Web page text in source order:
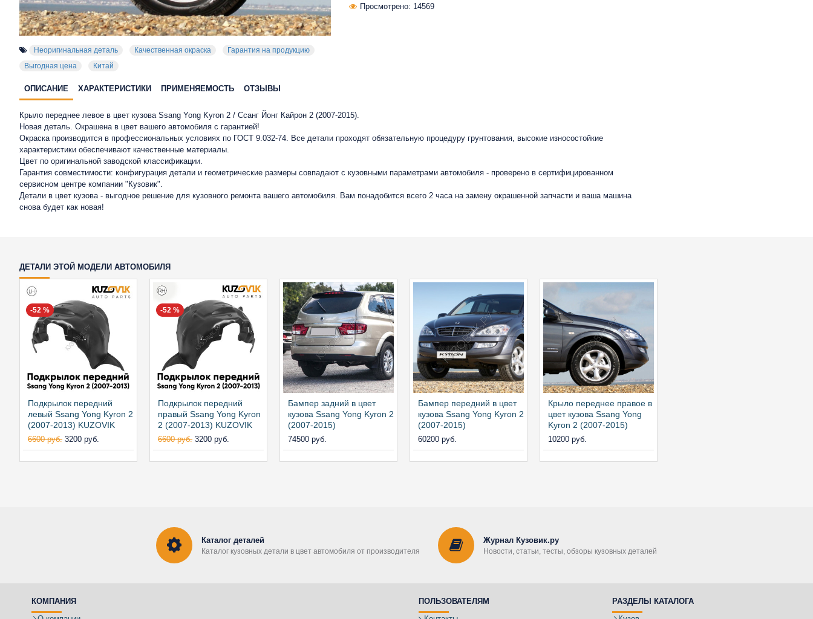
Неоригинальная деталь Качественная окраска
Гарантия на продукцию
Выгодная цена
Китай
Просмотрено: 14569
ОПИСАНИЕ ХАРАКТЕРИСТИКИ ПРИМЕНЯЕМОСТЬ ОТЗЫВЫ
Крыло переднее левое в цвет кузова Ssang Yong Kyron 2 / Ссанг Йонг Кайрон 2 (2007-2015).
Новая деталь. Окрашена в цвет вашего автомобиля с гарантией!
Окраска производится в профессиональных условиях по ГОСТ 9.032-74. Все детали проходят обязательную процедуру грунтования, высокие износостойкие
характеристики обеспечивают качественные материалы.
Цвет по оригинальной заводской классификации.
Гарантия совместимости: конфигурация детали и геометрические размеры совпадают с кузовными параметрами автомобиля - проверено в сертифицированном
сервисном центре компании "Кузовик".
Детали в цвет кузова - выгодное решение для кузовного ремонта вашего автомобиля. Вам понадобится всего 2 часа на замену окрашенной запчасти и ваша машина
снова будет как новая!
ДЕТАЛИ ЭТОЙ МОДЕЛИ АВТОМОБИЛЯ
-52 %
Подкрылок передний
левый Ssang Yong Kyron 2
(2007-2013) KUZOVIK
6600 руб. 3200 руб.
-52 %
Подкрылок передний
правый Ssang Yong Kyron
2 (2007-2013) KUZOVIK
6600 руб. 3200 руб.
Бампер задний в цвет
кузова Ssang Yong Kyron 2
(2007-2015)
74500 руб.
Бампер передний в цвет
кузова Ssang Yong Kyron 2
(2007-2015)
60200 руб.
Крыло переднее правое в
цвет кузова Ssang Yong
Kyron 2 (2007-2015)
10200 руб.
Каталог деталей
Каталог кузовных детали в цвет автомобиля от производителя
Журнал Кузовик.ру
Новости, статьи, тесты, обзоры кузовных деталей
КОМПАНИЯ
ПОЛЬЗОВАТЕЛЯМ
РАЗДЕЛЫ КАТАЛОГА